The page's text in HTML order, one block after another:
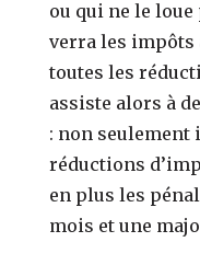
ou qui ne le
verra les
toutes les
assiste alors à
: non seulement
réductions
en plus les
mois et une